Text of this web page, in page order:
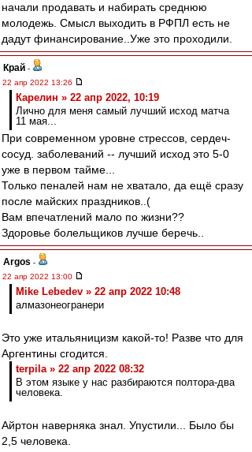
начали продавать и набирать среднюю
молодежь. Смысл выходить в РФПЛ есть не
дадут финансирование..Уже это проходили.
Край -
22 апр 2022 13:26
Карелин » 22 апр 2022, 10:19
Лично для меня самый лучший исход матча
11 мая...
При современном уровне стрессов, сердеч-
сосуд. заболеваний -- лучший исход это 5-0
уже в первом тайме...
Только пеналей нам не хватало, да ещё сразу
после майских праздников..(
Вам впечатлений мало по жизни??
Здоровье болельщиков лучше беречь..
Argos -
22 апр 2022 13:00
Mike Lebedev » 22 апр 2022 10:48
алмазонеогранери
Это уже итальяницизм какой-то! Разве что для
Аргентины сгодится.
terpila » 22 апр 2022 08:32
В этом языке у нас разбираются полтора-два
человека.
Айртон наверняка знал. Упустили... Было бы
2,5 человека.